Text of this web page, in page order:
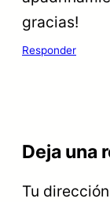
gracias!
Responder
Deja una
Tu